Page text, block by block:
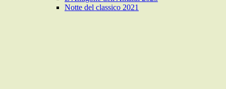
Notte del classico 2021